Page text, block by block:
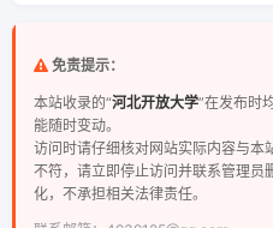
免责提示：
本站收录的“河北开放大学”在发布时
能随时变动。
访问时请仔细核对网站实际内容与本
不符，请立即停止访问并联系管理员
化，不承担相关法律责任。